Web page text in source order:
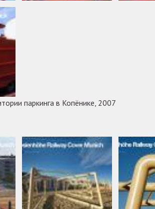
паркинга в Копёнике, 2007